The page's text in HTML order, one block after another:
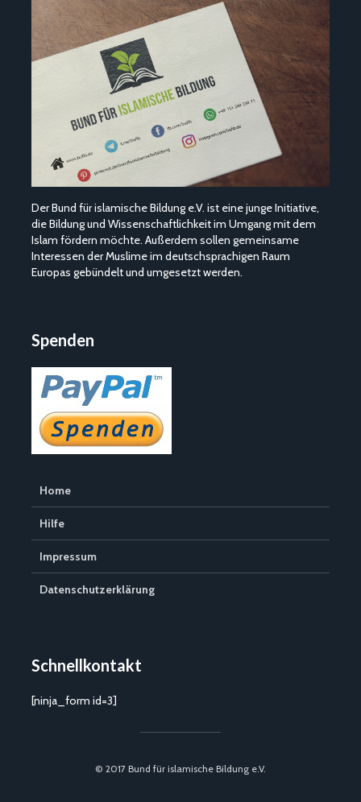
Der Bund für islamische Bildung e.V. ist eine junge Initiative,
die Bildung und Wissenschaftlichkeit im Umgang mit dem
Islam fördern möchte. Außerdem sollen gemeinsame
Interessen der Muslime im deutschsprachigen Raum
Europas gebündelt und umgesetzt werden.
Spenden
Home
Hilfe
Impressum
Datenschutzerklärung
Schnellkontakt
[ninja_form id=3]
© 2017 Bund für islamische Bildung e.V.